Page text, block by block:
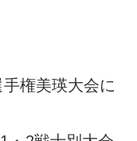
権美瑛大会に